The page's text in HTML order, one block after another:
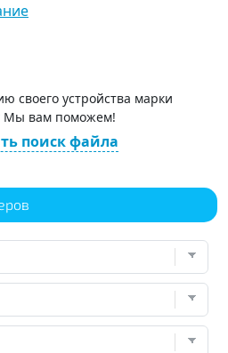
своего устройства марки
Мы вам поможем!
поиск файла